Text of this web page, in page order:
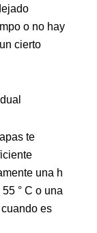
o no hay
cierto
te
una h
° C o una
es